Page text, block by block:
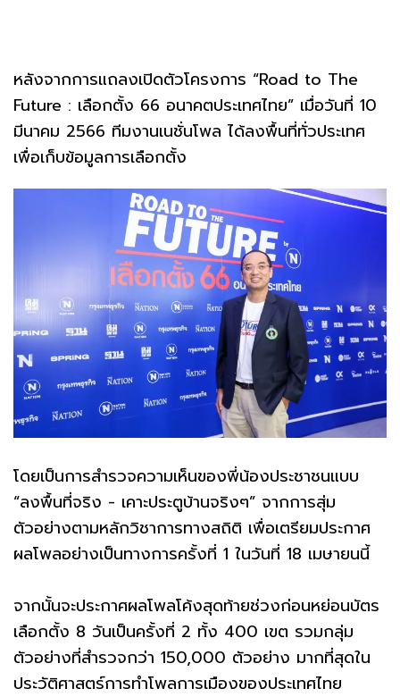
หลังจากการแถลงเปิดตัวโครงการ “Road to The
Future : เลือกตั้ง 66 อนาคตประเทศไทย” เมื่อวันที่ 10
มีนาคม 2566 ทีมงานเนชั่นโพล ได้ลงพื้นที่ทั่วประเทศ
เพื่อเก็บข้อมูลการเลือกตั้ง
โดยเป็นการสำรวจความเห็นของพี่น้องประชาชนแบบ
“ลงพื้นที่จริง - เคาะประตูบ้านจริงๆ” จากการสุ่ม
ตัวอย่างตามหลักวิชาการทางสถิติ เพื่อเตรียมประกาศ
ผลโพลอย่างเป็นทางการครั้งที่ 1 ในวันที่ 18 เมษายนนี้
จากนั้นจะประกาศผลโพลโค้งสุดท้ายช่วงก่อนหย่อนบัตร
เลือกตั้ง 8 วันเป็นครั้งที่ 2 ทั้ง 400 เขต รวมกลุ่ม
ตัวอย่างที่สำรวจกว่า 150,000 ตัวอย่าง มากที่สุดใน
ประวัติศาสตร์การทำโพลการเมืองของประเทศไทย